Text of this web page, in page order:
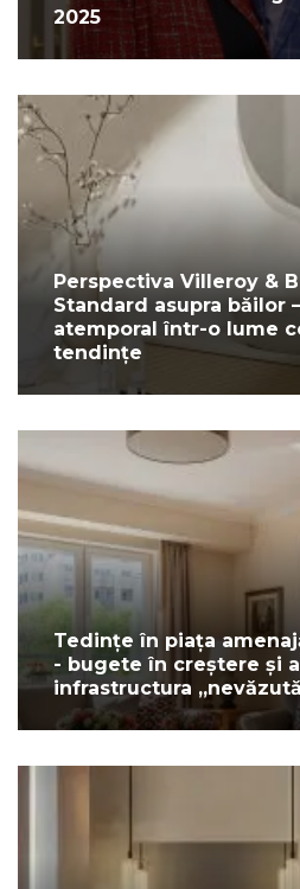
2025
Perspectiva Villeroy &
Standard asupra băilor
atemporal într-o lume
tendințe
Tedințe în piața
- bugete în creștere și
infrastructura